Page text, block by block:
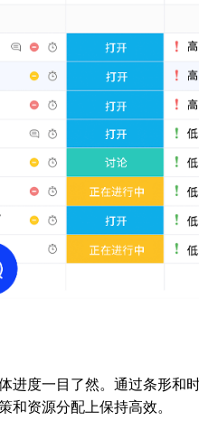
进度一目了然。通过条形和
和资源分配上保持高效。